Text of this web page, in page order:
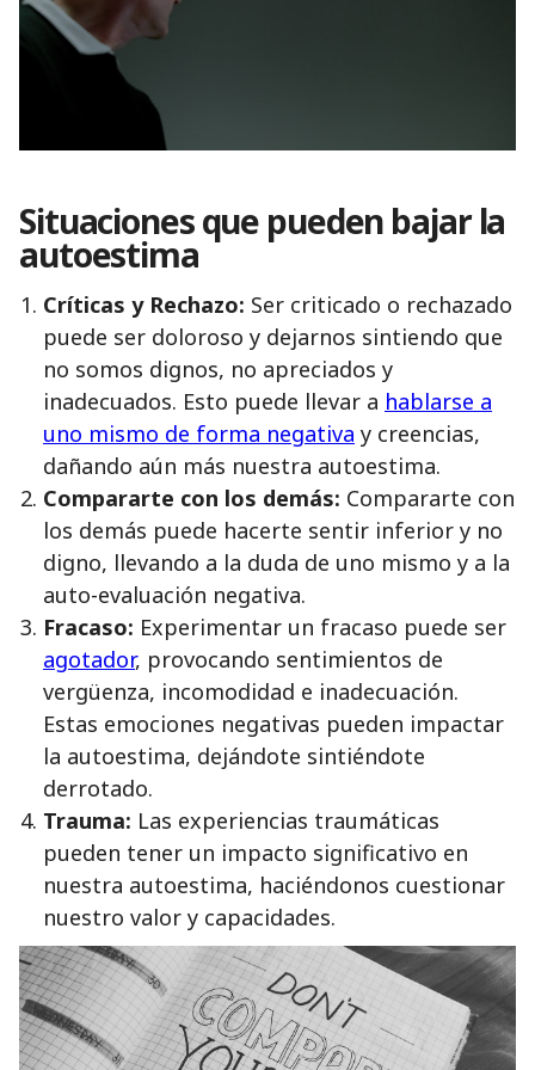
Situaciones que pueden bajar la
autoestima
Críticas y Rechazo: Ser criticado o rechazado
puede ser doloroso y dejarnos sintiendo que
no somos dignos, no apreciados y
inadecuados. Esto puede llevar a hablarse a
uno mismo de forma negativa y creencias,
dañando aún más nuestra autoestima.
Compararte con los demás: Compararte con
los demás puede hacerte sentir inferior y no
digno, llevando a la duda de uno mismo y a la
auto-evaluación negativa.
Fracaso: Experimentar un fracaso puede ser
agotador, provocando sentimientos de
vergüenza, incomodidad e inadecuación.
Estas emociones negativas pueden impactar
la autoestima, dejándote sintiéndote
derrotado.
Trauma: Las experiencias traumáticas
pueden tener un impacto significativo en
nuestra autoestima, haciéndonos cuestionar
nuestro valor y capacidades.